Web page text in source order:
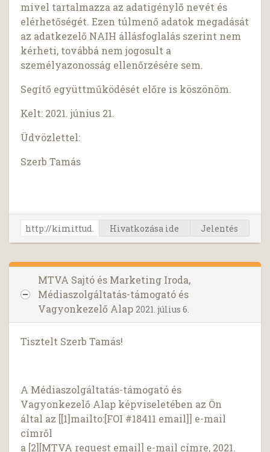
mivel tartalmazza az adatigénylő nevét és
elérhetőségét. Ezen túlmenő adatok megadását
az adatkezelő NAIH állásfoglalás szerint nem
kérheti, továbbá nem jogosult a
személyazonosság ellenőrzésére sem.
Segítő együttműködését előre is köszönöm.
Kelt: 2021. június 21.
Üdvözlettel:
Szerb Tamás
Hivatkozása ide Jelentés
MTVA Sajtó és Marketing Iroda,
Médiaszolgáltatás-támogató és
Vagyonkezelő Alap 2021. július 6.
Tisztelt Szerb Tamás!
A Médiaszolgáltatás-támogató és
Vagyonkezelő Alap képviseletében az Ön
által az [[1]mailto:[FOI #18411 email]] e-mail
címről
a [2][MTVA request email] e-mail címre, 2021.